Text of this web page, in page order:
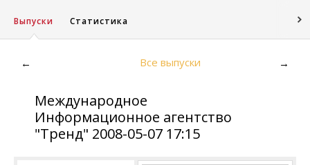
Выпуски Статистика
← Все выпуски →
Международное
Информационное агентство
"Тренд" 2008-05-07 17:15